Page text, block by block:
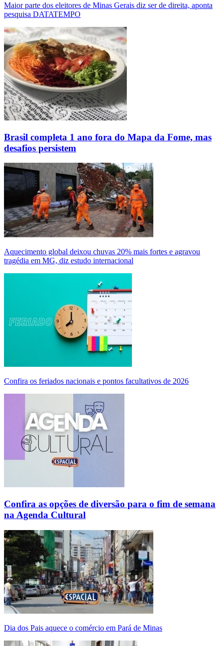
Maior parte dos eleitores de Minas Gerais diz ser de direita, aponta
pesquisa DATATEMPO
Brasil completa 1 ano fora do Mapa da Fome, mas
desafios persistem
Aquecimento global deixou chuvas 20% mais fortes e agravou
tragédia em MG, diz estudo internacional
Confira os feriados nacionais e pontos facultativos de 2026
Confira as opções de diversão para o fim de semana
na Agenda Cultural
Dia dos Pais aquece o comércio em Pará de Minas